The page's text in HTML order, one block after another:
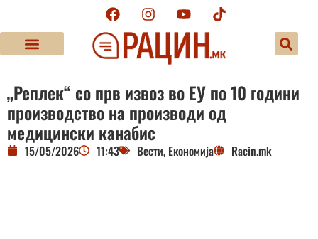
„Реплек“ со прв извоз во ЕУ по 10 години
производство на производи од
медицински канабис
15/05/2026 11:43 Вести, Економија Racin.mk